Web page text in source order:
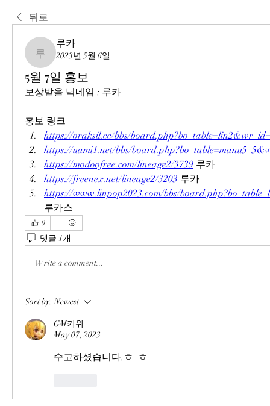
뒤로
루카
루카
2023년 5월 6일
5월 7일 홍보
보상받을 닉네임 : 루카
홍보 링크
https://oraksil.cc/bbs/
https://uami1.net/bbs/
https://modoofree.com/lineage2/3739 루카
https://freenex.net/lineage2/3203 루카
https://www.linpop2023.com/bbs/
루카스
0
댓글 1개
Write a comment...
Sort by: Newest
GM키위
May 07, 2023
수고하셨습니다.ㅎ_ㅎ